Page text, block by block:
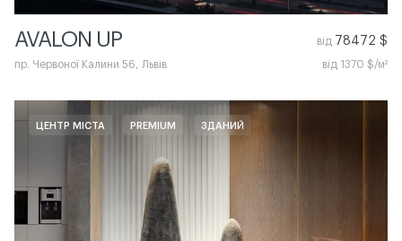
AVALON UP від 78472 $
пр. Червоної Калини 56, Львів від 1370 $/м²
ЦЕНТР МІСТА PREMIUM ЗДАНИЙ